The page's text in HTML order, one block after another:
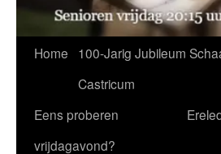
Home
100-Jarig Jubileum
Castricum
Eens proberen
vrijdagavond?